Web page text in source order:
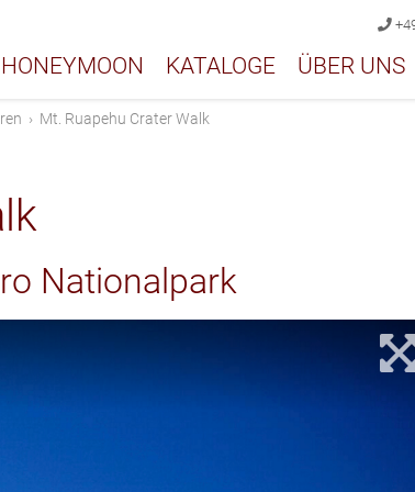
HONEYMOON KATALOGE ÜBER UNS
› Mt. Ruapehu Crater Walk
Nationalpark